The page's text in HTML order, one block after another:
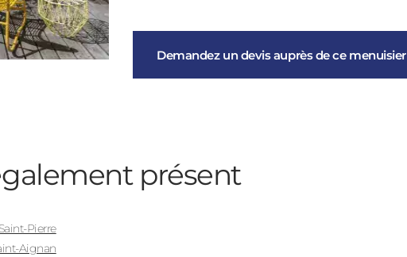
Demandez un devis auprès de ce menuisier
présent
Pierre
Aignan